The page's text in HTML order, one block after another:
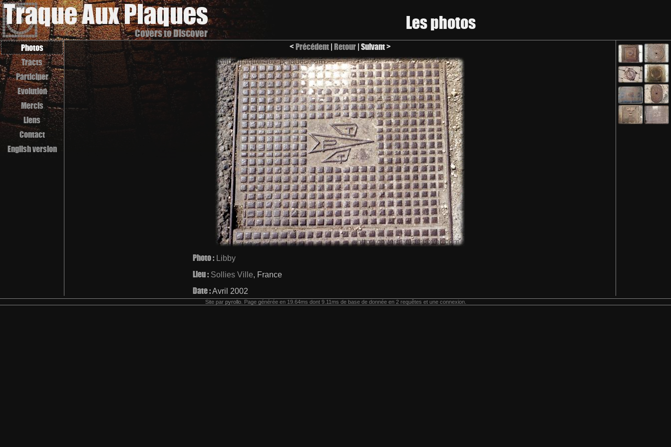
Covers to Discover Les photos
Photos
Tracts
Participer
Evolution
Mercis
Liens
Contact
English version
<Précédent|Retour| Suivant >
Photo : Libby
Lieu : Sollies Ville, France
Date :Avril 2002
Site par pyrollo. Page générée en 19.64ms dont 9.11ms de base de donnée en 2 requêtes et une connexion.